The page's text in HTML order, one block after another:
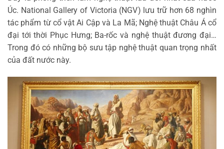
Úc. National Gallery of Victoria (NGV) lưu trữ hơn 68 nghìn
tác phẩm từ cổ vật Ai Cập và La Mã; Nghệ thuật Châu Á cổ
đại tới thời Phục Hưng; Ba-rốc và nghệ thuật đương đại…
Trong đó có những bộ sưu tập nghệ thuật quan trọng nhất
của đất nước này.